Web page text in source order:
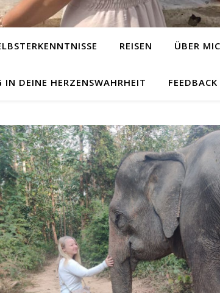
REISEN ÜBER
IN DEINE HERZENSWAHRHEIT FEEDBACK